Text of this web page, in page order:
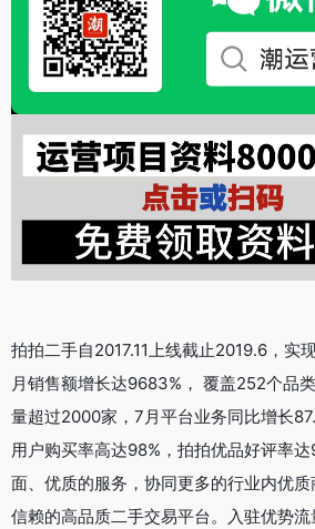
拍拍二手自2017.11上线截止2019.6，实
月销售额增长达9683%， 覆盖252个品
量超过2000家，7月平台业务同比增长
用户购买率高达98%，拍拍优品好评率
面、优质的服务，协同更多的行业内优
信赖的高品质二手交易平台。入驻优势